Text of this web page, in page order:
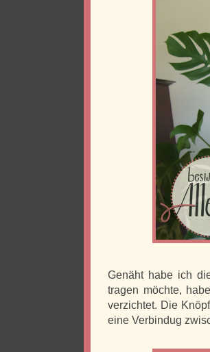
Genäht habe ich
tragen möchte,
verzichtet. Die
eine Verbindug